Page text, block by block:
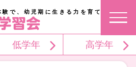
で、幼児期に生きる力を育てる。
低学年 高学年